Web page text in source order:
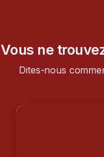
Vous ne
Dites-nous